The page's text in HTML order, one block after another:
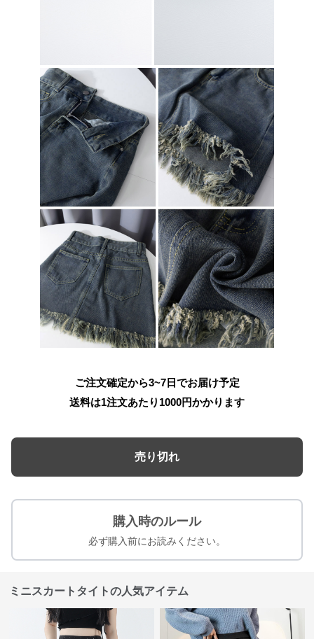
ご注文確定から3~7日でお届け予定
送料は1注文あたり 1000円かかります
売り切れ
購入時のルール
必ず購入前にお読みください。
ミニスカートタイトの人気アイテム